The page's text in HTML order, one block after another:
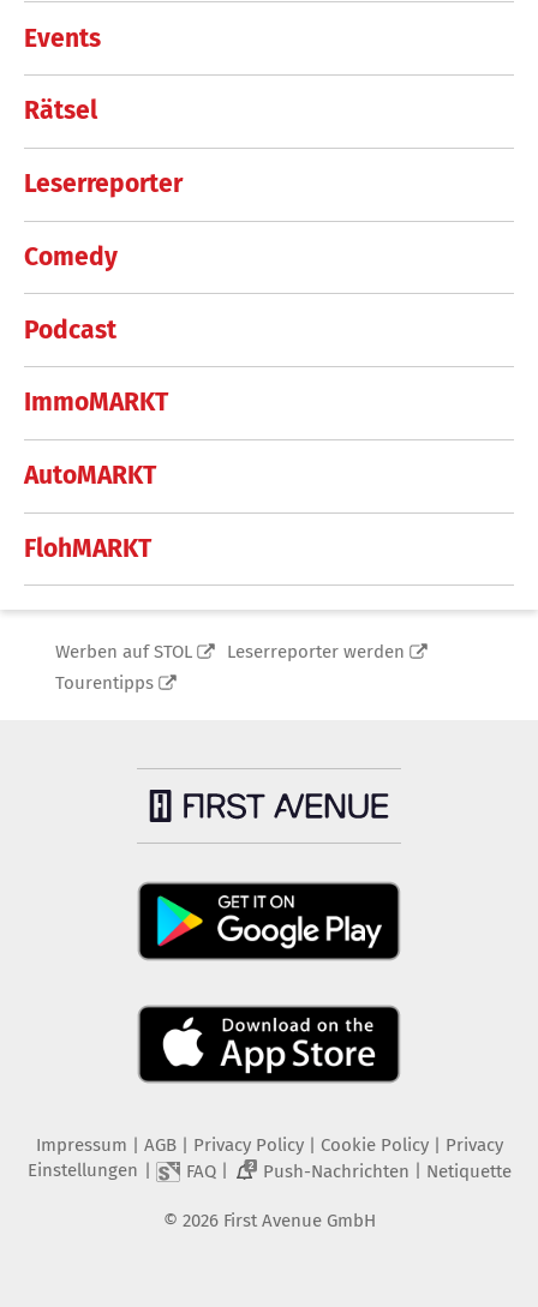
Events
Rätsel
Leserreporter
Comedy
Podcast
ImmoMARKT
AutoMARKT
FlohMARKT
Werben auf STOL
Leserreporter werden
Tourentipps
Impressum AGB Privacy Policy| Cookie Policy| Privacy
Einstellungen
FAQ| 2 Push-Nachrichten Netiquette
© 2026 First Avenue GmbH